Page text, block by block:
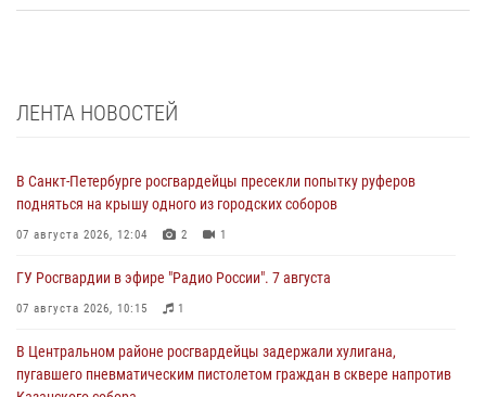
ЛЕНТА НОВОСТЕЙ
В Санкт-Петербурге росгвардейцы пресекли попытку руферов
подняться на крышу одного из городских соборов
07 августа 2026, 12:04 2 1
ГУ Росгвардии в эфире "Радио России". 7 августа
07 августа 2026, 10:15 1
В Центральном районе росгвардейцы задержали хулигана,
пугавшего пневматическим пистолетом граждан в сквере напротив